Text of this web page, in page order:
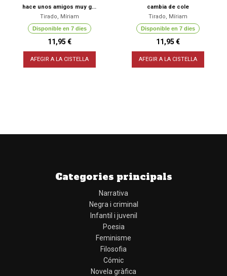
hace unos amigos muy g...
Tirado, Míriam
Disponible en 7 dies
11,95 €
AFEGIR A LA CISTELLA
cambia de cole
Tirado, Míriam
Disponible en 7 dies
11,95 €
AFEGIR A LA CISTELLA
Categories principals
Narrativa
Negra i criminal
Infantil i juvenil
Poesia
Feminisme
Filosofia
Cómic
Novela gràfica